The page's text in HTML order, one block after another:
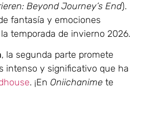
Beyond Journey’s End).
fantasía y emociones
temporada de invierno 2026.
, la segunda parte promete
intenso y significativo que ha
. ¡En Oniichanime te